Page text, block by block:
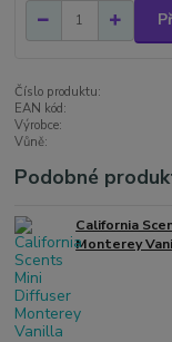
Číslo produktu:
EAN kód:
Výrobce:
Vůně:
Podobné
California
Monterey